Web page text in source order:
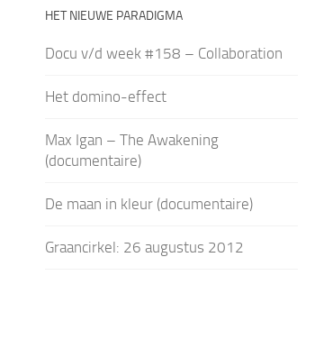
HET NIEUWE PARADIGMA
Docu v/d week #158 – Collaboration
Het domino-effect
Max Igan – The Awakening
(documentaire)
De maan in kleur (documentaire)
Graancirkel: 26 augustus 2012